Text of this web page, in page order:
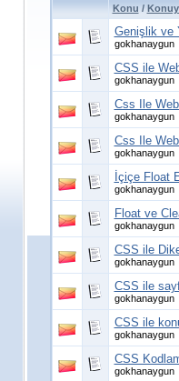
Konu /
Genişlik ve
gokhanaygun
CSS ile
gokhanaygun
Css Ile
gokhanaygun
Css Ile
gokhanaygun
İçiçe Float
gokhanaygun
Float ve
gokhanaygun
CSS ile
gokhanaygun
CSS ile
gokhanaygun
CSS ile
gokhanaygun
CSS
gokhanaygun